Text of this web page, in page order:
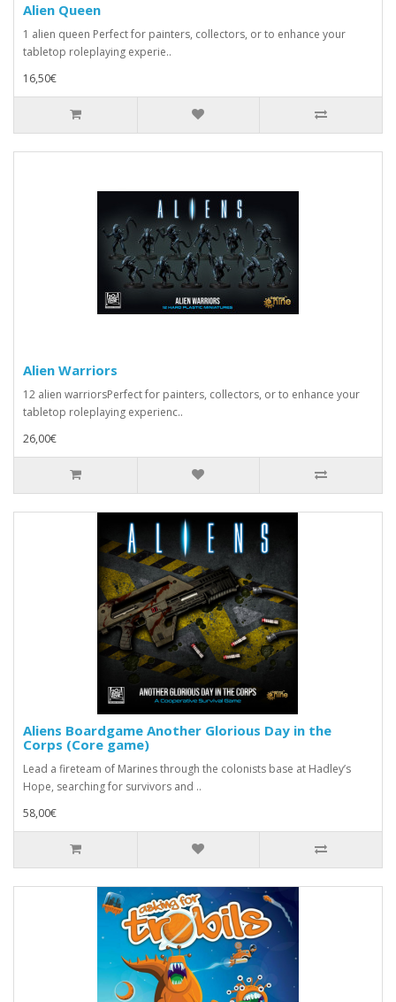
Alien Queen
1 alien queen Perfect for painters, collectors, or to enhance your
tabletop roleplaying experie..
16,50€
Alien Warriors
12 alien warriorsPerfect for painters, collectors, or to enhance your
tabletop roleplaying experienc..
26,00€
Aliens Boardgame Another Glorious Day in the
Corps (Core game)
Lead a fireteam of Marines through the colonists base at Hadley’s
Hope, searching for survivors and ..
58,00€